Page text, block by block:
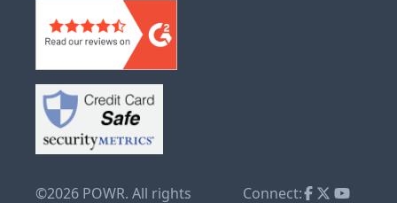
©2026 POWR. All rights Connect: